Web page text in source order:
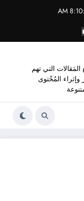
التي تهم
المُحْتوى